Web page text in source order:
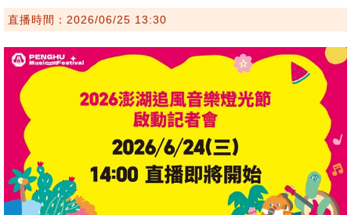
直播時間：2026/06/25 13:30